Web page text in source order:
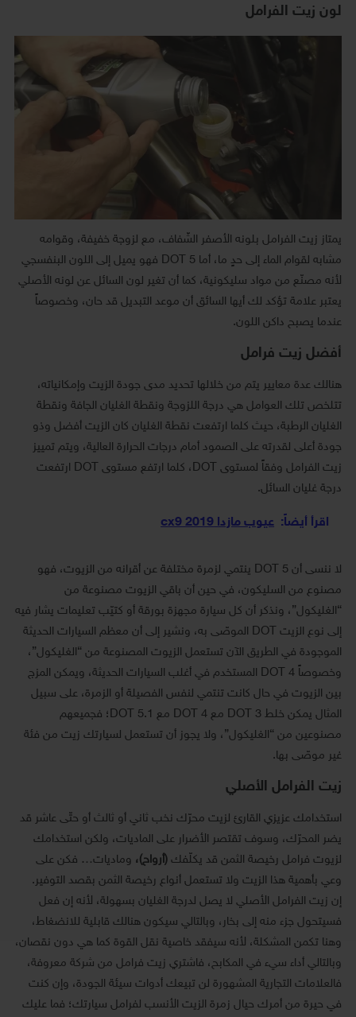
لون زيت الفرامل
يمتاز زيت الفرامل بلونه الأصفر الشّفاف، مع لزوجة خفيفة، وقوامه
مشابه لقوام الماء إلى حدٍ ما، أما DOT 5 فهو يميل إلى اللون البنفسجي
لأنه مصنّع من مواد سليكونية، كما أن تغير لون السائل عن لونه الأصلي
يعتبر علامة تؤكد لك أيها السائق أن موعد التبديل قد حان، وخصوصاً
عندما يصبح داكن اللون.
أفضل زيت فرامل
هنالك عدة معايير يتم من خلالها تحديد مدى جودة الزيت وإمكانياته،
تتلخص تلك العوامل هي درجة اللزوجة ونقطة الغليان الجافة ونقطة
الغليان الرطبة، حيث كلما ارتفعت نقطة الغليان كان الزيت أفضل وذو
جودة أعلى لقدرته على الصمود أمام درجات الحرارة العالية، ويتم تمييز
زيت الفرامل وفقاً لمستوى DOT، كلما ارتفع مستوى DOT ارتفعت
درجة غليان السائل.
اقرأ أيضاً: عيوب مازدا cx9 2019
لا ننسى أن DOT 5 ينتمي لزمرة مختلفة عن أقرانه من الزيوت، فهو
مصنوع من السليكون، في حين أن باقي الزيوت مصنوعة من
“الغليكول”، ونذكر أن كل سيارة مجهزة بورقة أو كتيّب تعليمات يشار فيه
إلى نوع الزيت DOT الموصّى به، ونشير إلى أن معظم السيارات الحديثة
الموجودة في الطريق الآن تستعمل الزيوت المصنوعة من “الغليكول”،
وخصوصاً DOT 4 المستخدم في أغلب السيارات الحديثة، ويمكن المزج
بين الزيوت في حال كانت تنتمي لنفس الفصيلة أو الزمرة، على سبيل
المثال يمكن خلط DOT 3 مع DOT 4 مع DOT 5.1؛ فجميعهم
مصنوعين من “الغليكول”، ولا يجوز أن تستعمل لسيارتك زيت من فئة
غير موصّى بها.
زيت الفرامل الأصلي
استخدامك عزيزي القارئ لزيت محرّك نخب ثاني أو ثالث أو حتّى عاشر قد
يضر المحرّك، وسوف تقتصر الأضرار على الماديات، ولكن استخدامك
لزيوت فرامل رخيصة الثمن قد يكلّفك (أرواح)، وماديات… فكن على
وعي بأهمية هذا الزيت ولا تستعمل أنواع رخيصة الثمن بقصد التوفير.
إن زيت الفرامل الأصلي لا يصل لدرجة الغليان بسهولة، لأنه إن فعل
فسيتحول جزء منه إلى بخار، وبالتالي سيكون هنالك قابلية للانضغاط،
وهنا تكمن المشكلة، لأنه سيفقد خاصية نقل القوة كما هي دون نقصان،
وبالتالي أداء سيء في المكابح، فاشتري زيت فرامل من شركة معروفة،
فالعلامات التجارية المشهورة لن تبيعك أدوات سيئة الجودة، وإن كنت
في حيرة من أمرك حيال زمرة الزيت الأنسب لفرامل سيارتك؛ فما عليك